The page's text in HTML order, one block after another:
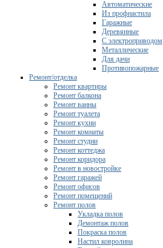
Автоматические
Из профнастила
Гаражные
Деревянные
С электроприводом
Металлические
Для дачи
Противопожарные
Ремонт/отделка
Ремонт квартиры
Ремонт балкона
Ремонт ванны
Ремонт туалета
Ремонт кухни
Ремонт комнаты
Ремонт студии
Ремонт коттеджа
Ремонт коридора
Ремонт в новостройке
Ремонт гаражей
Ремонт офисов
Ремонт помещений
Ремонт полов
Укладка полов
Демонтаж полов
Покраска полов
Настил ковролина